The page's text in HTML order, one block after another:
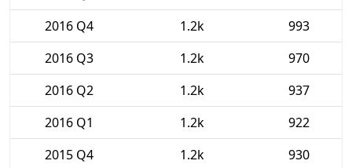
2016 Q4
1.2k
993
2016 Q3
1.2k
970
2016 Q2
1.2k
937
2016 Q1
1.2k
922
2015 Q4
1.2k
930